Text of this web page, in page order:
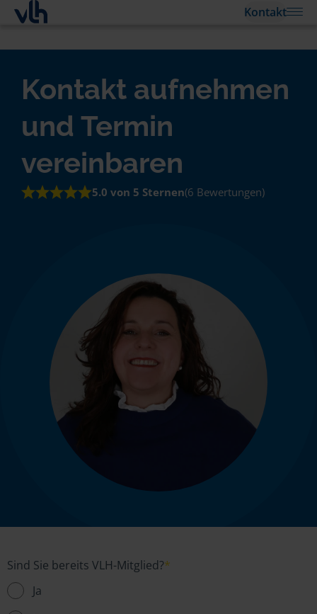
Kontakt
Kontakt aufnehmen
und Termin
vereinbaren
5.0 von 5 Sternen(6 Bewertungen)
Sind Sie bereits VLH-Mitglied?*
Ja